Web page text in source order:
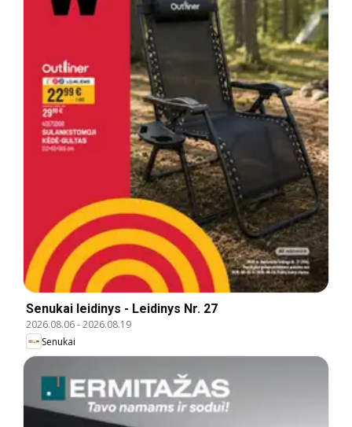
Senukai leidinys - Leidinys Nr. 27
2026.08.06-2026.08.19
Senukai